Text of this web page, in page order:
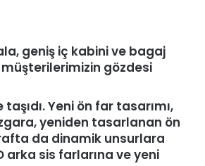
geniş iç kabini ve bagaj
gözdesi
Yeni ön far tasarımı,
yeniden tasarlanan ön
da dinamik unsurlara
arka sis farlarına ve yeni